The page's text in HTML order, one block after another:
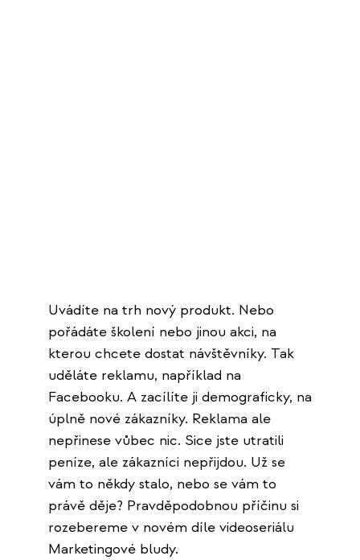
Uvádíte na trh nový produkt. Nebo
pořádáte školení nebo jinou akci, na
kterou chcete dostat návštěvníky. Tak
uděláte reklamu, například na
Facebooku. A zacílíte ji demograficky, na
úplně nové zákazníky. Reklama ale
nepřinese vůbec nic. Sice jste utratili
peníze, ale zákazníci nepřijdou. Už se
vám to někdy stalo, nebo se vám to
právě děje? Pravděpodobnou příčinu si
rozebereme v novém díle videoseriálu
Marketingové bludy.